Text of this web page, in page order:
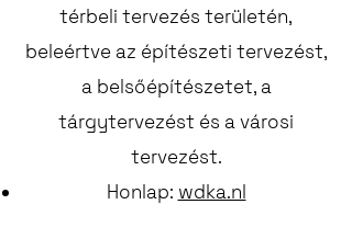
térbeli tervezés területén,
beleértve az építészeti tervezést,
a belsőépítészetet, a
tárgytervezést és a városi
tervezést.
Honlap: wdka.nl